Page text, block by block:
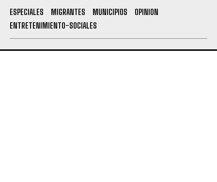
ESPECIALES MIGRANTES MUNICIPIOS
OPINION
ENTRETENIMIENTO-SOCIALES